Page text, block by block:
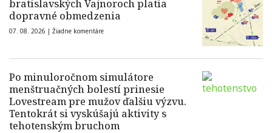
bratislavských Vajnoroch platia
dopravné obmedzenia
07. 08. 2026 | Žiadne komentáre
Po minuloročnom simulátore
menštruačných bolestí prinesie
Lovestream pre mužov ďalšiu výzvu.
Tentokrát si vyskúšajú aktivity s
tehotenským bruchom